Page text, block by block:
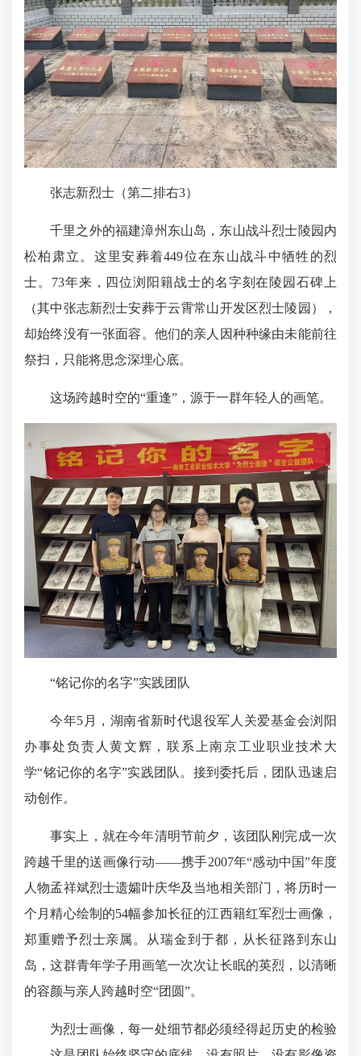
张志新烈士（第二排右3）
千里之外的福建漳州东山岛，东山战斗烈士陵园内
松柏肃立。这里安葬着449位在东山战斗中牺牲的烈
士。73年来，四位浏阳籍战士的名字刻在陵园石碑上
（其中张志新烈士安葬于云霄常山开发区烈士陵园），
却始终没有一张面容。他们的亲人因种种缘由未能前往
祭扫，只能将思念深埋心底。
这场跨越时空的“重逢”，源于一群年轻人的画笔。
“铭记你的名字”实践团队
今年5月，湖南省新时代退役军人关爱基金会浏阳
办事处负责人黄文辉，联系上南京工业职业技术大
学“铭记你的名字”实践团队。接到委托后，团队迅速启
动创作。
事实上，就在今年清明节前夕，该团队刚完成一次
跨越千里的送画像行动——携手2007年“感动中国”年度
人物孟祥斌烈士遗孀叶庆华及当地相关部门，将历时一
个月精心绘制的54幅参加长征的江西籍红军烈士画像，
郑重赠予烈士亲属。从瑞金到于都，从长征路到东山
岛，这群青年学子用画笔一次次让长眠的英烈，以清晰
的容颜与亲人跨越时空“团圆”。
为烈士画像，每一处细节都必须经得起历史的检验